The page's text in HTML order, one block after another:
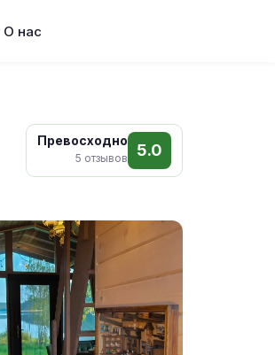
О нас
Превосходно
5 отзывов 5.0